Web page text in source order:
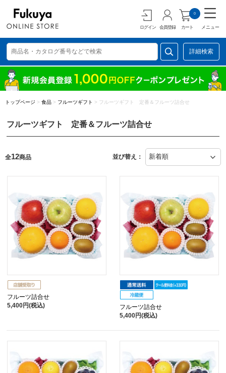
ログイン 会員登録 カート
0
メニュー
詳細検索
トップページ > 食品 > フルーツギフト > フルーツギフト 定番＆フルーツ詰合せ
フルーツギフト 定番＆フルーツ詰合せ
全12商品 並び替え：
フルーツ詰合せ
5,400円(税込)
フルーツ詰合せ
5,400円(税込)